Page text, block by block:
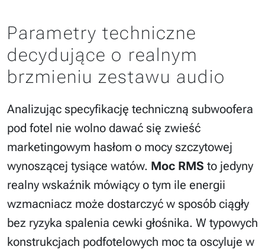
Parametry techniczne
decydujące o realnym
brzmieniu zestawu audio
Analizując specyfikację techniczną subwoofera
pod fotel nie wolno dawać się zwieść
marketingowym hasłom o mocy szczytowej
wynoszącej tysiące watów. Moc RMS to jedyny
realny wskaźnik mówiący o tym ile energii
wzmacniacz może dostarczyć w sposób ciągły
bez ryzyka spalenia cewki głośnika. W typowych
konstrukcjach podfotelowych moc ta oscyluje w